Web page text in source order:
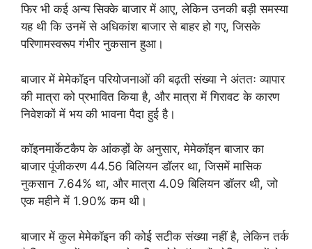
फिर भी कई अन्य सिक्के बाजार में आए, लेकिन उनकी बड़ी समस्या
यह थी कि उनमें से अधिकांश बाजार से बाहर हो गए, जिसके
परिणामस्वरूप गंभीर नुकसान हुआ।
बाजार में मेमेकॉइन परियोजनाओं की बढ़ती संख्या ने अंततः व्यापार
की मात्रा को प्रभावित किया है, और मात्रा में गिरावट के कारण
निवेशकों में भय की भावना पैदा हुई है।
कॉइनमार्केटकैप के आंकड़ों के अनुसार, मेमेकॉइन बाजार का
बाजार पूंजीकरण 44.56 बिलियन डॉलर था, जिसमें मासिक
नुकसान 7.64% था, और मात्रा 4.09 बिलियन डॉलर थी, जो
एक महीने में 1.90% कम थी।
बाजार में कुल मेमेकॉइन की कोई सटीक संख्या नहीं है, लेकिन तर्क